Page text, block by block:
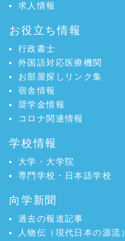
求人情報
お役立ち情報
行政書士
外国語対応医療機関
お部屋探しリンク集
宿舎情報
奨学金情報
コロナ関連情報
学校情報
大学・大学院
専門学校・日本語学校
向学新聞
過去の報道記事
人物伝（現代日本の源流）